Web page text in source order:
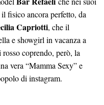
fisico ancora perfetto, da
Capriotti, che il
e showgirl in vacanza a
coprendo, però, la
vera “Mamma Sexy” e
di instagram.